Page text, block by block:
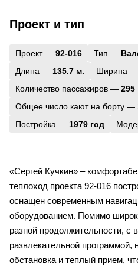
Проект и тип
Проект — 92-016 Тип —
Длина — 135.7 м. Ширина —
Количество пассажиров — 295
Общее число кают на борту —
Постройка — 1979 год
«Сергей Кучкин» –
теплоход проекта 92-016
оснащен современным
оборудованием. Помимо
разной продолжительности, с
развлекательной программой,
обстановка и теплый прием,